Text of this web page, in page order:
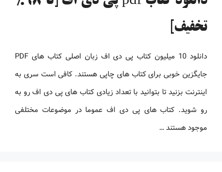
تخفیف]
دانلود 10 میلیون کتاب پی دی اف زبان اصلی کتاب های PDF
جایگزین خوبی برای کتاب های چاپی هستند. کافی است سری به
اینترنت بزنید تا بتوانید با تعداد زیادی کتاب های پی دی اف رو به
رو شوید. کتاب های پی دی اف عموما در موضوعات مختلفی
موجود هستند …